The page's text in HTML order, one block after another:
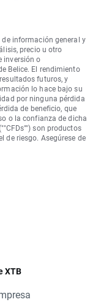
información general y
precio u otro
inversión o
Belice. El rendimiento
futuros, y
lo hace bajo su
por ninguna pérdida
de beneficio, que
o la confianza de dicha
son productos
de riesgo. Asegúrese de
XTB